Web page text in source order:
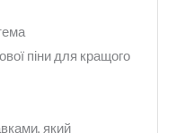
піни для кращого
який